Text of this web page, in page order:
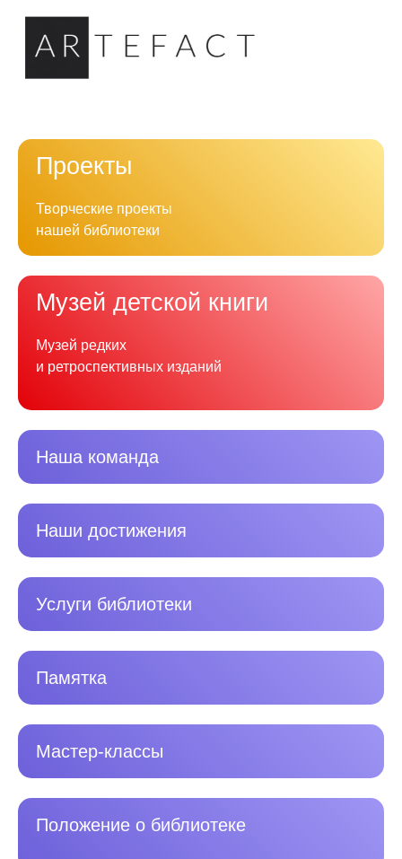
Проекты
Творческие проекты
нашей библиотеки
Музей детской книги
Музей редких
и ретроспективных изданий
Наша команда
Наши достижения
Услуги библиотеки
Памятка
Мастер-классы
Положение о библиотеке